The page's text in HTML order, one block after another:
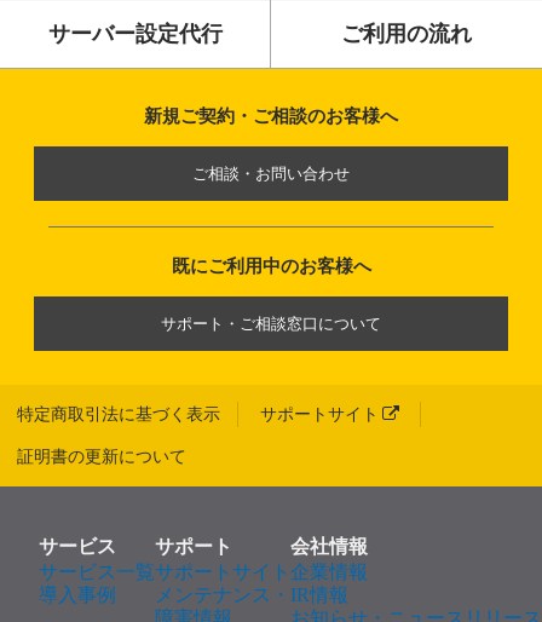
サーバー設定代行 ご利用の流れ
新規ご契約・ご相談のお客様へ
ご相談・お問い合わせ
既にご利用中のお客様へ
サポート・ご相談窓口について
特定商取引法に基づく表示 サポートサイト
証明書の更新について
サービス
サービス一覧
導入事例
サポート
サポートサイト
メンテナンス・
障害情報
会社情報
企業情報
IR情報
お知らせ・ニュースリリース